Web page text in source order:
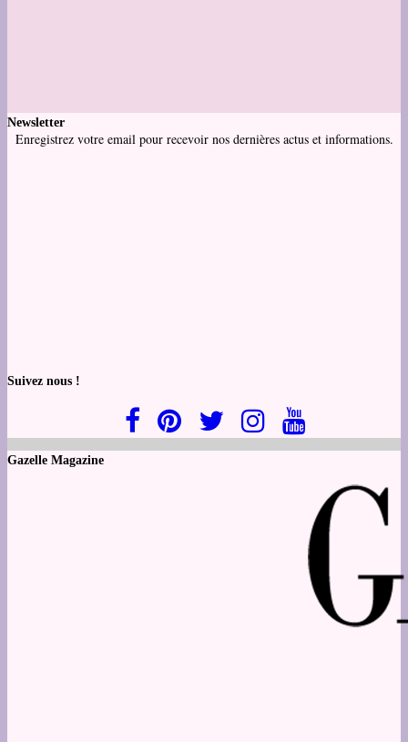
Newsletter
Enregistrez votre email pour recevoir nos dernières actus et informations.
Suivez nous !
Gazelle Magazine